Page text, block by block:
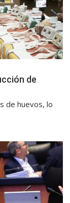
de
de huevos, lo